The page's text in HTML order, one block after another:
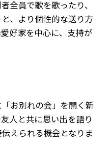
全員で歌を歌ったり、
、より個性的な送り方
好家を中心に、支持が
お別れの会」を開く新
人と共に思い出を語り
えられる機会となりま